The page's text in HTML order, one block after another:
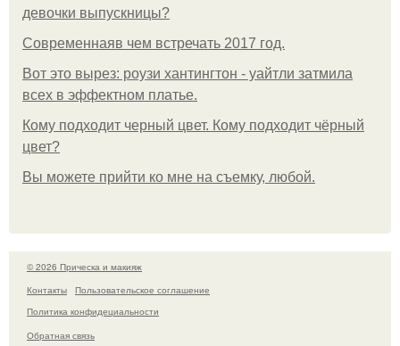
девочки выпускницы?
Современнаяв чем встречать 2017 год.
Вот это вырез: роузи хантингтон - уайтли затмила
всех в эффектном платьe.
Кому подходит черный цвет. Кому подходит чёрный
цвет?
Вы можете прийти ко мне на съемку, любой.
© 2026 Прическа и макияж
Контакты
Пользовательское соглашение
Политика конфидециальности
Обратная связь